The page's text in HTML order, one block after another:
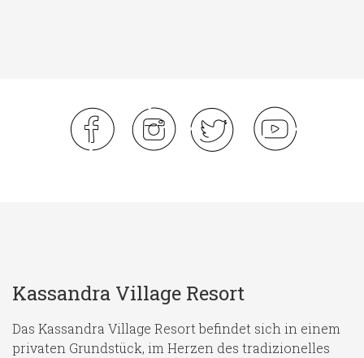
Kassandra Village Resort
Das Kassandra Village Resort befindet sich in einem
privaten Grundstück, im Herzen des tradizionelles